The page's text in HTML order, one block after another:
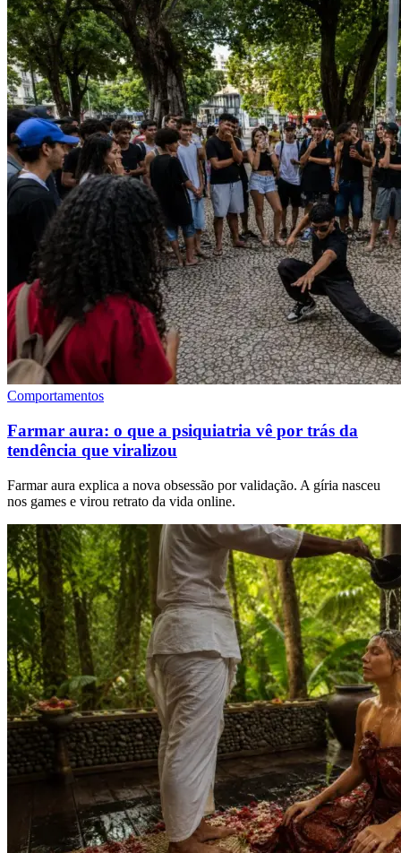
Comportamentos
Farmar aura: o que a psiquiatria vê por trás da
tendência que viralizou
Farmar aura explica a nova obsessão por validação. A gíria nasceu
nos games e virou retrato da vida online.